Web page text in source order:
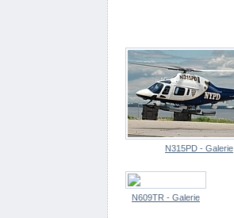
N315PD - Galerie
N609TR - Galerie